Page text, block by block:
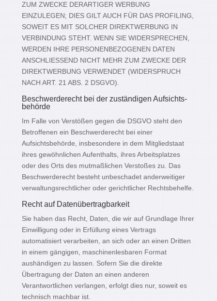
ZUM ZWECKE DERARTIGER WERBUNG
EINZULEGEN; DIES GILT AUCH FÜR DAS PROFILING,
SOWEIT ES MIT SOLCHER DIREKTWERBUNG IN
VERBINDUNG STEHT. WENN SIE WIDERSPRECHEN,
WERDEN IHRE PERSONENBEZOGENEN DATEN
ANSCHLIESSEND NICHT MEHR ZUM ZWECKE DER
DIREKTWERBUNG VERWENDET (WIDERSPRUCH
NACH ART. 21 ABS. 2 DSGVO).
Beschwerde­recht bei der zuständigen Aufsichts­
behörde
Im Falle von Verstößen gegen die DSGVO steht den
Betroffenen ein Beschwerderecht bei einer
Aufsichtsbehörde, insbesondere in dem Mitgliedstaat
ihres gewöhnlichen Aufenthalts, ihres Arbeitsplatzes
oder des Orts des mutmaßlichen Verstoßes zu. Das
Beschwerderecht besteht unbeschadet anderweitiger
verwaltungsrechtlicher oder gerichtlicher Rechtsbehelfe.
Recht auf Daten­übertrag­barkeit
Sie haben das Recht, Daten, die wir auf Grundlage Ihrer
Einwilligung oder in Erfüllung eines Vertrags
automatisiert verarbeiten, an sich oder an einen Dritten
in einem gängigen, maschinenlesbaren Format
aushändigen zu lassen. Sofern Sie die direkte
Übertragung der Daten an einen anderen
Verantwortlichen verlangen, erfolgt dies nur, soweit es
technisch machbar ist.